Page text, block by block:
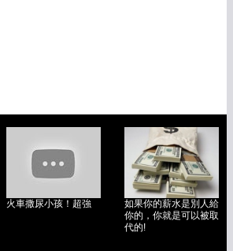
火車撒尿小孩！超強
如果你的薪水是別人給
你的，你就是可以被取
代的!